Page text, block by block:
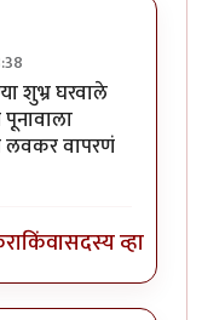
रिपीटbyकॉमी
शुभ्र घरवाले
लवकर वापरणं
किंवासदस्य व्हा